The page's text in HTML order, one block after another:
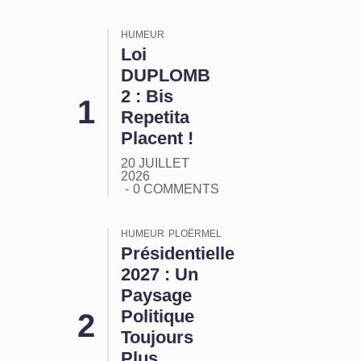
HUMEUR
Loi
DUPLOMB
2 : Bis
Repetita
Placent !
20 JUILLET
2026
0 COMMENTS
HUMEUR PLOËRMEL
Présidentielle
2027 : Un
Paysage
Politique
Toujours